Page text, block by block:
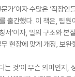
가’이자 수많은 ‘직장
를 출간했다. 이 책은,
서’이자, 일의 구조와 본
현장에 맞게 개정, 보완
는 것’이 무슨 의미인